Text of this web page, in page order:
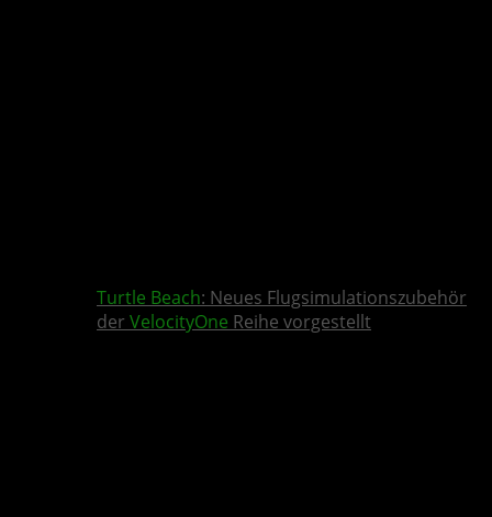
Turtle Beach: Neues Flugsimulationszubehör
der VelocityOne Reihe vorgestellt